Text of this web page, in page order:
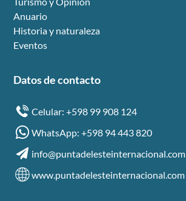
Anuario
Historia y naturaleza
Eventos
Datos de contacto
Celular: +598 99 908 124
WhatsApp: +598 94 443 820
info@puntadelesteinternacional.com
www.puntadelesteinternacional.com